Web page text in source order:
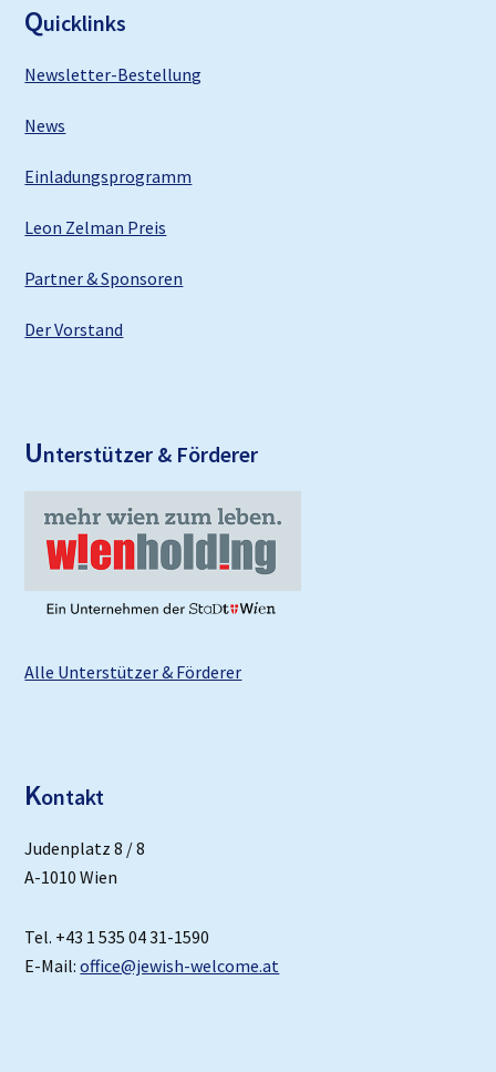
Quicklinks
Newsletter-Bestellung
News
Einladungsprogramm
Leon Zelman Preis
Partner & Sponsoren
Der Vorstand
Unterstützer & Förderer
Alle Unterstützer & Förderer
Kontakt
Judenplatz 8 / 8
A-1010 Wien
Tel. +43 1 535 04 31-1590
E-Mail:office@jewish-welcome.at